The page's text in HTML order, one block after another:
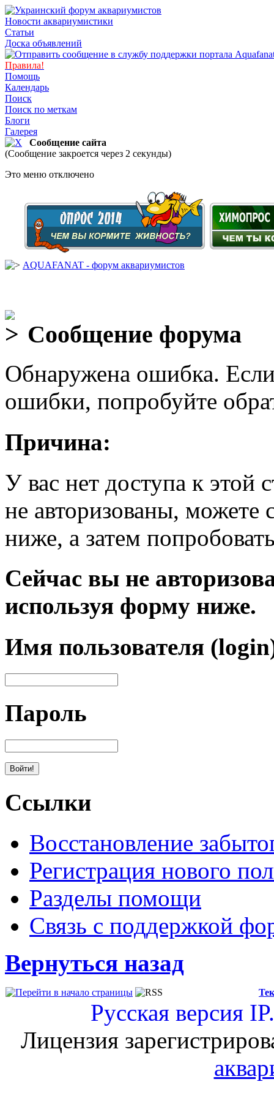
Новости аквариумистики
Статьи
Доска объявлений
Правила!
Помощь
Календарь
Поиск
Поиск по меткам
Блоги
Галерея
Сообщение сайта
(Сообщение закроется через 2 секунды)
Это меню отключено
AQUAFANAT - форум аквариумистов
Сообщение форума
Обнаружена ошибка.
ошибки, попробуйте
Причина:
У вас нет доступа к
не авторизованы, можете
ниже, а затем
Сейчас вы не
используя форму ниже.
Имя пользователя
Пароль
Ссылки
Восстановление
Регистрация нового
Разделы помощи
Связь с поддержкой
Вернуться назад
Русская версия
Лицензия